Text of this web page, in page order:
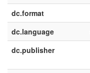
dc.format
dc.language
dc.publisher